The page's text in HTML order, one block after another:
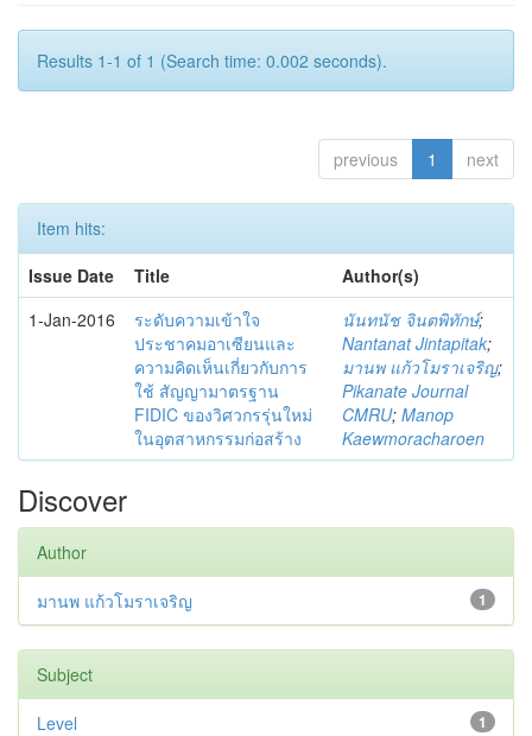
Results 1-1 of 1 (Search time: 0.002 seconds).
previous 1 next
Item hits:
Issue Date
Title
Author(s)
1-Jan-2016
ระดับความเข้าใจ
ประชาคมอาเซียนและ
ความคิดเห็นเกี่ยวกับการ
ใช้ สัญญามาตรฐาน
FIDIC ของวิศวกรรุ่นใหม่
ในอุตสาหกรรมก่อสร้าง
นันทนัช จินตพิทักษ์;
Nantanat Jintapitak;
มานพ แก้วโมราเจริญ;
Pikanate Journal
CMRU; Manop
Kaewmoracharoen
Discover
Author
1
มานพ แก้วโมราเจริญ
Subject
1
Level